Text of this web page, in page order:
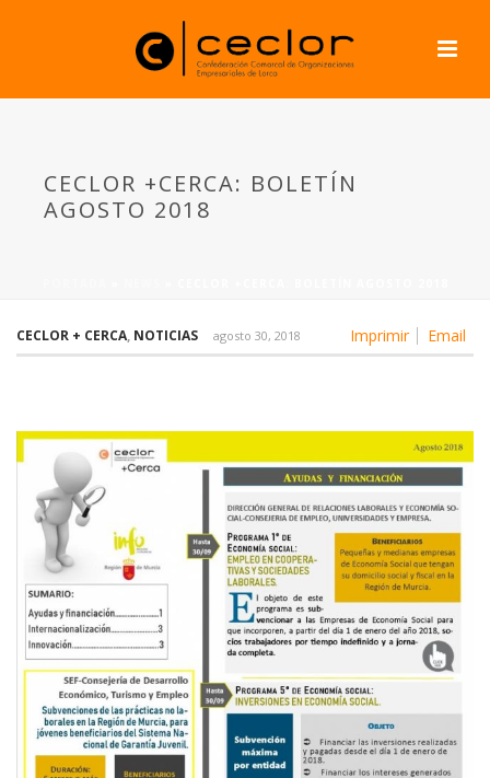
CECLOR +CERCA: BOLETÍN
AGOSTO 2018
Imprimir Email
CECLOR + CERCA, NOTICIAS agosto 30, 2018